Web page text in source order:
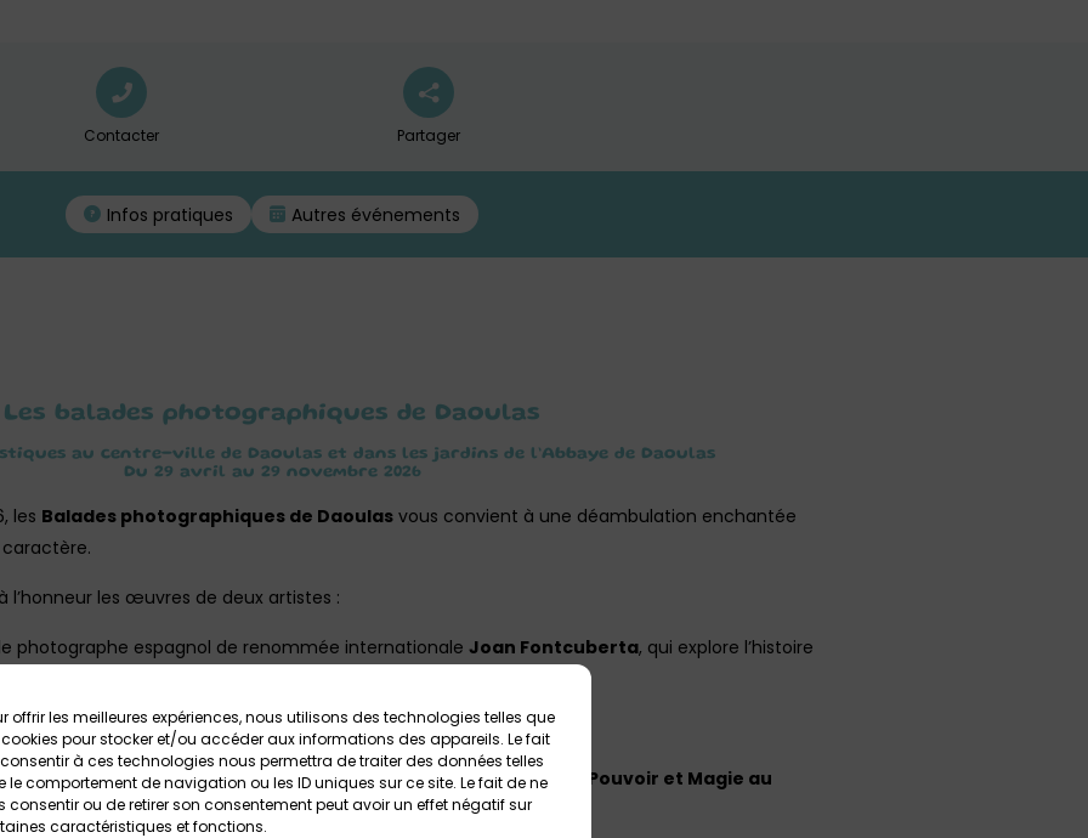
offrir les meilleures expériences, nous utilisons des technologies telles que
pour stocker et/ou accéder aux informations des appareils. Le fait
à ces technologies nous permettra de traiter des données telles
le comportement de navigation ou les ID uniques sur ce site. Le fait de ne
consentir ou de retirer son consentement peut avoir un effet négatif sur
caractéristiques et fonctions.
Contacter Partager
Infos pratiques Autres événements
Les balades photographiques de Daoulas
au centre-ville de Daoulas et dans les jardins de l’Abbaye de Daoulas
Du 29 avril au 29 novembre 2026
les Balades photographiques de Daoulas vous convient à une déambulation enchantée
les œuvres de deux artistes :
le photographe espagnol de renommée internationale Joan Fontcuberta, qui explore l’histoire
morts »
Stéphane Mahéavec ses clichés poétiques et oniriques
du surréel en écho à l’expositionMa Sorcière mal nommée – Pouvoir et Magie au
à l’Abbaye de Daoulas.